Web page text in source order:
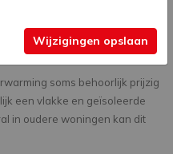
veranderingen dan radiatoren.
voordat u de temperatuur in
zijn dan u gewend bent.
soms behoorlijk prijzig
een vlakke en geïsoleerde
in oudere woningen kan dit
Wijzigingen opslaan